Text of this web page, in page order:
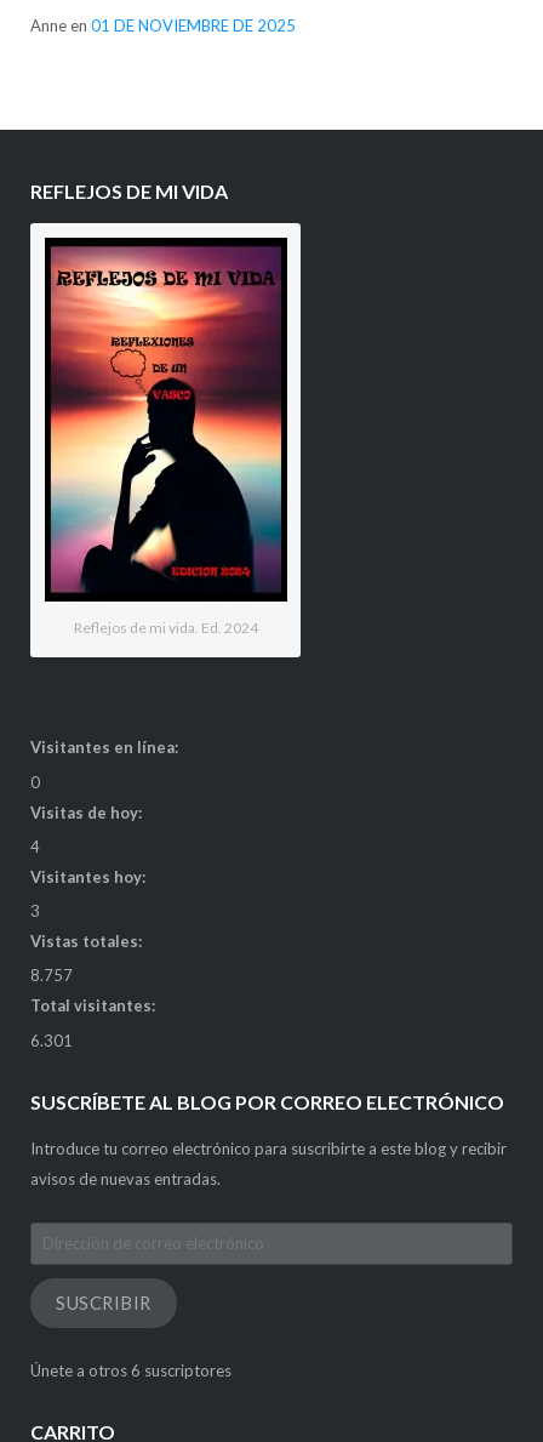
Anneen 01 DE NOVIEMBRE DE 2025
REFLEJOS DE MI VIDA
Reflejos de mi vida. Ed. 2024
Visitantes en línea:
0
Visitas de hoy:
4
Visitantes hoy:
3
Vistas totales:
8.757
Total visitantes:
6.301
SUSCRÍBETE AL BLOG POR CORREO ELECTRÓNICO
Introduce tu correo electrónico para suscribirte a este blog y recibir
avisos de nuevas entradas.
Dirección
de
correo
electrónico
SUSCRIBIR
Únete a otros 6 suscriptores
CARRITO